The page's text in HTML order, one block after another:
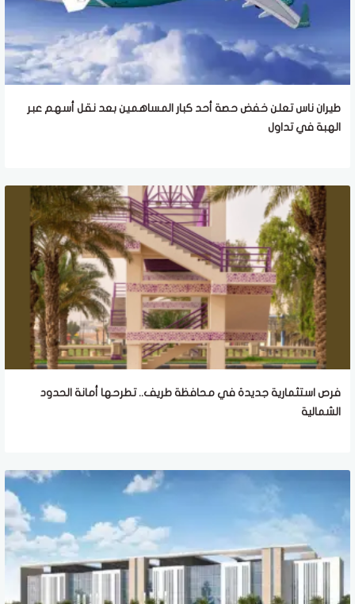
طيران ناس تعلن خفض حصة أحد كبار المساهمين بعد نقل أسهم عبر
الهبة في تداول
فرص استثمارية جديدة في محافظة طريف.. تطرحها أمانة الحدود
الشمالية